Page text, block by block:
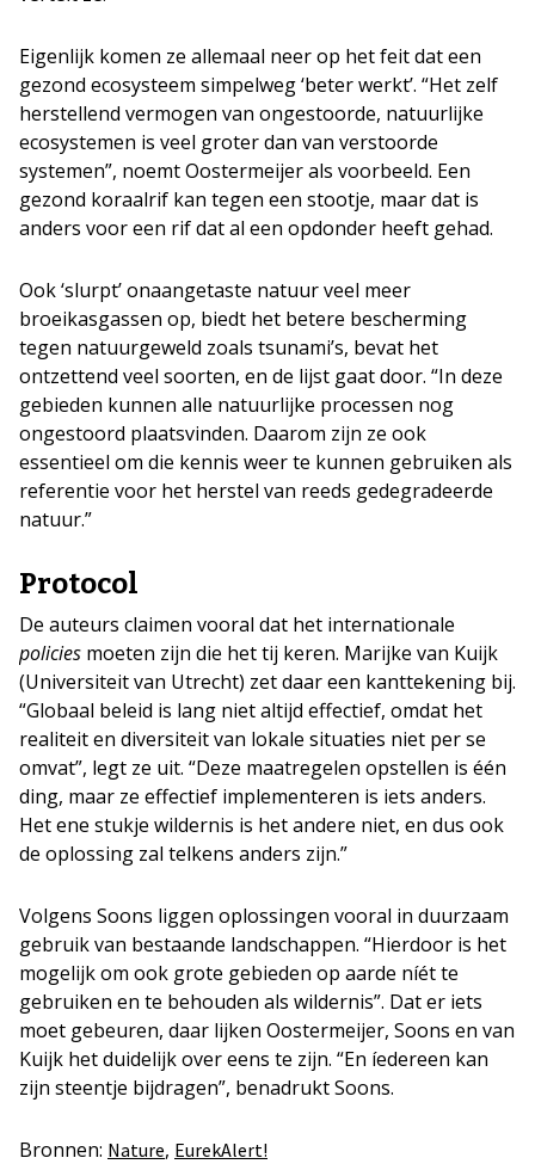
Eigenlijk komen ze allemaal neer op het feit dat een
gezond ecosysteem simpelweg ‘beter werkt’. “Het zelf
herstellend vermogen van ongestoorde, natuurlijke
ecosystemen is veel groter dan van verstoorde
systemen”, noemt Oostermeijer als voorbeeld. Een
gezond koraalrif kan tegen een stootje, maar dat is
anders voor een rif dat al een opdonder heeft gehad.
Ook ‘slurpt’ onaangetaste natuur veel meer
broeikasgassen op, biedt het betere bescherming
tegen natuurgeweld zoals tsunami’s, bevat het
ontzettend veel soorten, en de lijst gaat door. “In deze
gebieden kunnen alle natuurlijke processen nog
ongestoord plaatsvinden. Daarom zijn ze ook
essentieel om die kennis weer te kunnen gebruiken als
referentie voor het herstel van reeds gedegradeerde
natuur.”
Protocol
De auteurs claimen vooral dat het internationale
policies moeten zijn die het tij keren. Marijke van Kuijk
(Universiteit van Utrecht) zet daar een kanttekening bij.
“Globaal beleid is lang niet altijd effectief, omdat het
realiteit en diversiteit van lokale situaties niet per se
omvat”, legt ze uit. “Deze maatregelen opstellen is één
ding, maar ze effectief implementeren is iets anders.
Het ene stukje wildernis is het andere niet, en dus ook
de oplossing zal telkens anders zijn.”
Volgens Soons liggen oplossingen vooral in duurzaam
gebruik van bestaande landschappen. “Hierdoor is het
mogelijk om ook grote gebieden op aarde níét te
gebruiken en te behouden als wildernis”. Dat er iets
moet gebeuren, daar lijken Oostermeijer, Soons en van
Kuijk het duidelijk over eens te zijn. “En íedereen kan
zijn steentje bijdragen”, benadrukt Soons.
Bronnen: Nature, EurekAlert!